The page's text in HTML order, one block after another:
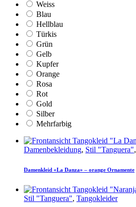
Weiss
Blau
Hellblau
Türkis
Grün
Gelb
Kupfer
Orange
Rosa
Rot
Gold
Silber
Mehrfarbig
Damenbekleidung, Stil "Tanguera",
Damenkleid «La Danza» – orange Ornamente
Stil "Tanguera", Tangokleider